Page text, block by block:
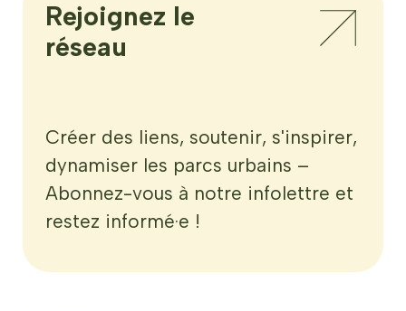
Rejoignez le
réseau
Créer des liens, soutenir, s'inspirer,
dynamiser les parcs urbains –
Abonnez-vous à notre infolettre et
restez informé·e !